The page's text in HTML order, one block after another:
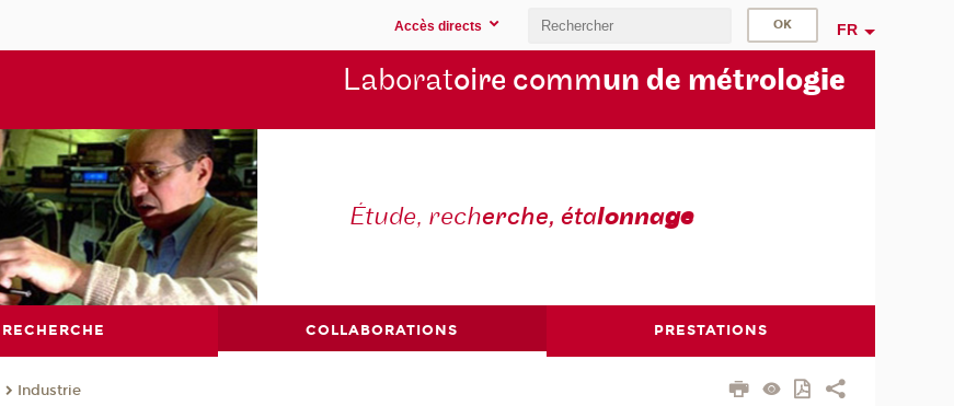
Accès directs FR
Laboratoire commun de métrologie
Étude, recherche, étalonnage
RECHERCHE COLLABORATIONS PRESTATIONS
Industrie